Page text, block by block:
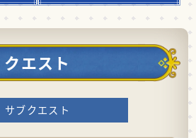
クエスト
サブクエスト